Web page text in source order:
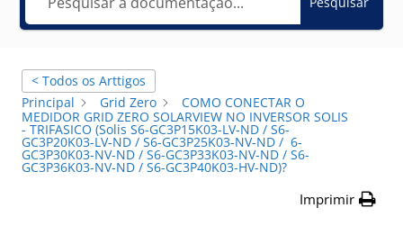
< Todos os Arttigos
Principal
Grid Zero
COMO CONECTAR O
MEDIDOR GRID ZERO SOLARVIEW NO INVERSOR SOLIS
- TRIFASICO (Solis S6-GC3P15K03-LV-ND / S6-
GC3P20K03-LV-ND / S6-GC3P25K03-NV-ND / 6-
GC3P30K03-NV-ND / S6-GC3P33K03-NV-ND / S6-
GC3P36K03-NV-ND / S6-GC3P40K03-HV-ND)?
Imprimir